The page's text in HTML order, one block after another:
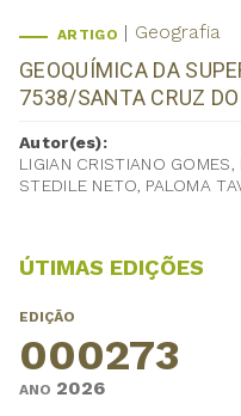
ARTIGO Geografia
GEOQUÍMICA DA
7538/SANTA CRUZ
Autor(es):
LIGIAN CRISTIANO
STEDILE NETO, PALOMA
ÚTIMAS EDIÇÕES
EDIÇÃO
000273
ANO 2026